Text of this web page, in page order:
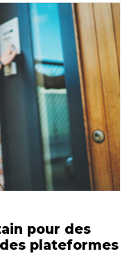
pour des
plateformes